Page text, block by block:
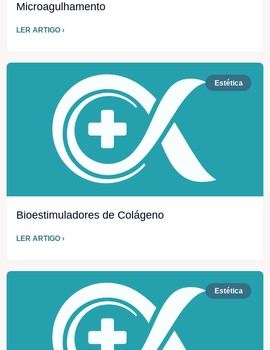
Microagulhamento
LER ARTIGO ›
Estética
Bioestimuladores de Colágeno
LER ARTIGO ›
Estética